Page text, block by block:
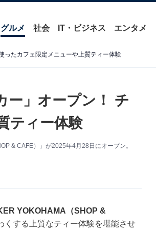
グルメ 社会 IT・ビジネス エンタメ
ったカフェ限定メニューや上質ティー体験
ー」オープン！ チ
ティー体験
& CAFE）」が2025年4月28日にオープン。
YOKOHAMA（SHOP &
くする上質なティー体験を堪能させ